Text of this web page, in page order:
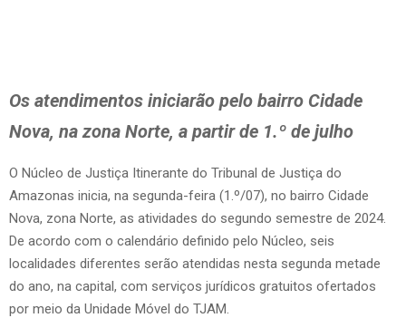
Os atendimentos iniciarão pelo bairro Cidade
Nova, na zona Norte, a partir de 1.º de julho
O Núcleo de Justiça Itinerante do Tribunal de Justiça do
Amazonas inicia, na segunda-feira (1.º/07), no bairro Cidade
Nova, zona Norte, as atividades do segundo semestre de 2024.
De acordo com o calendário definido pelo Núcleo, seis
localidades diferentes serão atendidas nesta segunda metade
do ano, na capital, com serviços jurídicos gratuitos ofertados
por meio da Unidade Móvel do TJAM.